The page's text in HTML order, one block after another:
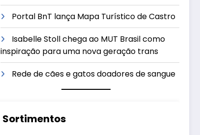
Portal BnT lança Mapa Turístico de Castro
Isabelle Stoll chega ao MUT Brasil como
inspiração para uma nova geração trans
Rede de cães e gatos doadores de sangue
Sortimentos